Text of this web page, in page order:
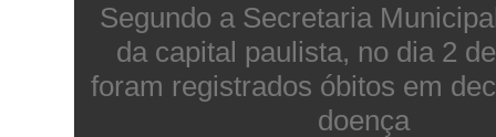
Segundo a Secretaria
da capital paulista, no dia 2
foram registrados óbitos em
doença